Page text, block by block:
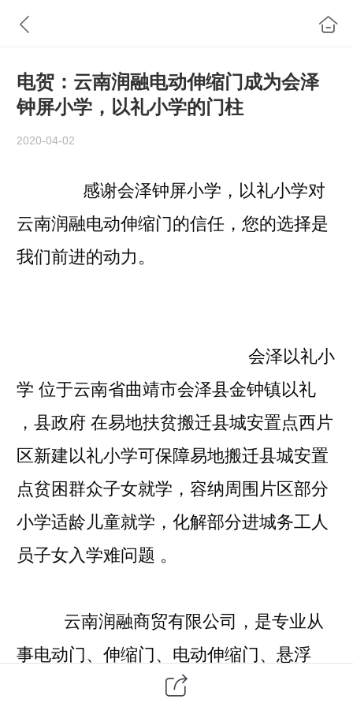
电贺：云南润融电动伸缩门成为会泽
钟屏小学，以礼小学的门柱
2020-04-02
感谢会泽钟屏小学，以礼小学对
云南润融电动伸缩门的信任，您的选择是
我们前进的动力。
会泽以礼小
学 位于云南省曲靖市会泽县金钟镇以礼
，县政府 在易地扶贫搬迁县城安置点西片
区新建以礼小学可保障易地搬迁县城安置
点贫困群众子女就学，容纳周围片区部分
小学适龄儿童就学，化解部分进城务工人
员子女入学难问题 。
云南润融商贸有限公司，是专业从
事电动门、伸缩门、电动伸缩门、悬浮
门、悬浮折叠门、悬折门研发、生产、销